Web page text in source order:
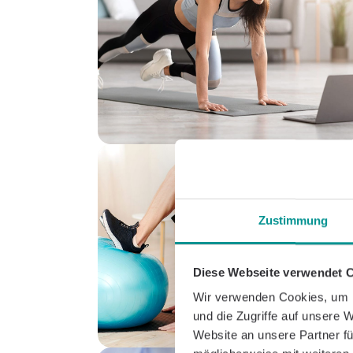
Zustimmung
Diese Webseite verwendet
Wir verwenden Cookies,
und die Zugriffe auf unsere
Website an unsere Partner